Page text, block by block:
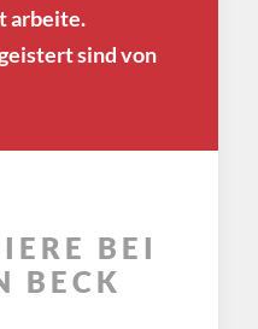
arbeite.
sind von
BEI
BECK